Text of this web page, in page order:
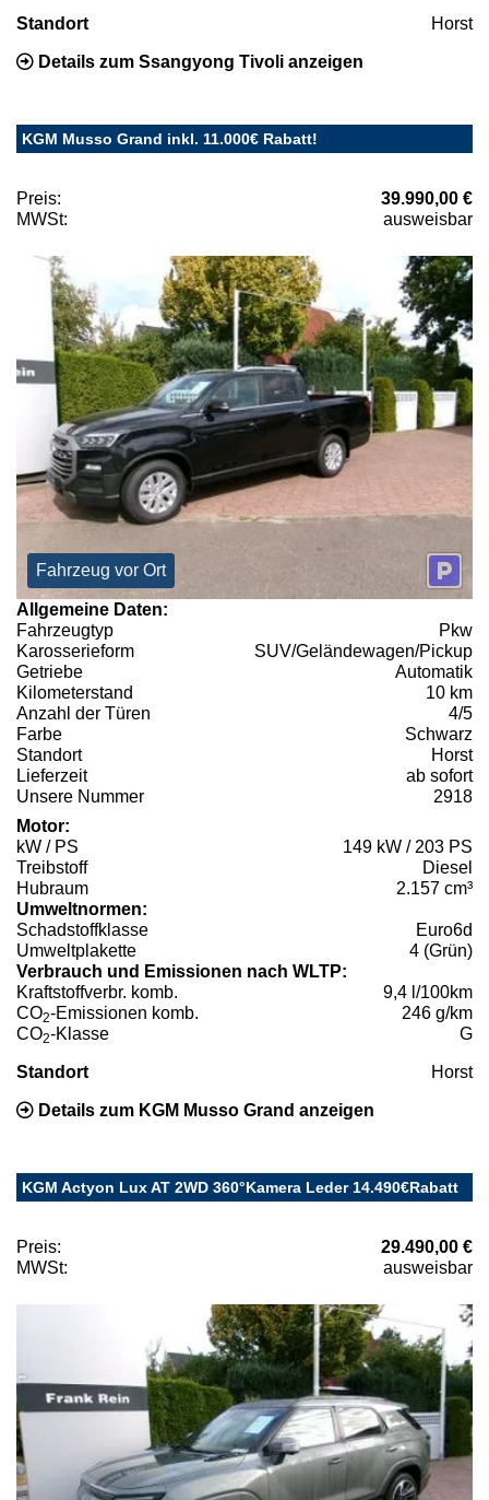
Standort Horst
Details zum Ssangyong Tivoli anzeigen
KGM Musso Grand inkl. 11.000€ Rabatt!
Preis:
39.990,00 €
MWSt:
ausweisbar
Fahrzeug vor Ort
Allgemeine Daten:
Fahrzeugtyp
Pkw
Karosserieform
SUV/Geländewagen/Pickup
Getriebe
Automatik
Kilometerstand
10 km
Anzahl der Türen
4/5
Farbe
Schwarz
Standort
Horst
Lieferzeit
ab sofort
Unsere Nummer
2918
Motor:
kW / PS
149 kW / 203 PS
Treibstoff
Diesel
Hubraum
2.157 cm³
Umweltnormen:
Schadstoffklasse
Euro6d
Umweltplakette
4 (Grün)
Verbrauch und Emissionen nach WLTP:
Kraftstoffverbr. komb.
9,4 l/100km
CO2-Emissionen komb.
246 g/km
CO2-Klasse G
Standort Horst
Details zum KGM Musso Grand anzeigen
KGM Actyon Lux AT 2WD 360°Kamera Leder 14.490€Rabatt
Preis:
29.490,00 €
MWSt:
ausweisbar